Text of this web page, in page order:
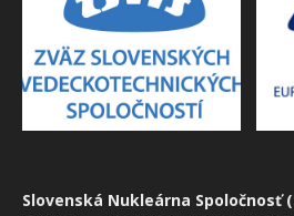
Slovenská Nukleárna Spoločnosť